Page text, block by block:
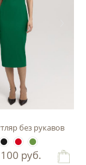
без рукавов
руб.